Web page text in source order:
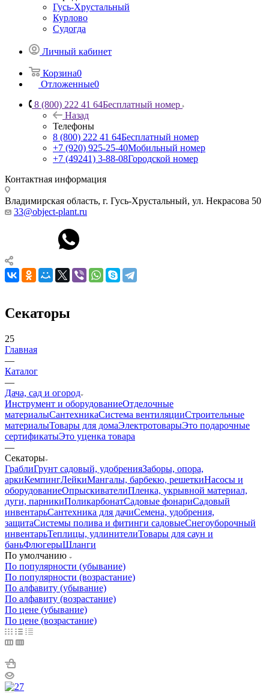
Гусь-Хрустальный
Курлово
Судогда
Личный кабинет
Корзина0
Отложенные0
8 (800) 222 41 64Бесплатный номер
Назад
Телефоны
8 (800) 222 41 64Бесплатный номер
+7 (920) 925-25-40Мобильный номер
+7 (49241) 3-88-08Городской номер
Контактная информация
Владимирская область, г. Гусь-Хрустальный, ул. Некрасова 50
33@object-plant.ru
Секаторы
25
Главная
—
Каталог
—
Дача, сад и огород
Инструмент и оборудованиеОтделочные
материалыСантехникаСистема вентиляцииСтроительные
материалыТовары для домаЭлектротоварыЭто подарочные
сертификатыЭто уценка товара
—
Секаторы
ГраблиГрунт садовый, удобренияЗаборы, опора,
аркиКемпингЛейкиМангалы, барбекю, решеткиНасосы и
оборудованиеОпрыскивателиПленка, укрывной материал,
дуги, парникиПоликарбонатСадовые фонариСадовый
инвентарьСантехника для дачиСемена, удобрения,
защитаСистемы полива и фитинги садовыеСнегоуборочный
инвентарьТеплицы, удлинителиТовары для саун и
баньФлюгерыШланги
По умолчанию
По популярности (убывание)
По популярности (возрастание)
По алфавиту (убывание)
По алфавиту (возрастание)
По цене (убывание)
По цене (возрастание)